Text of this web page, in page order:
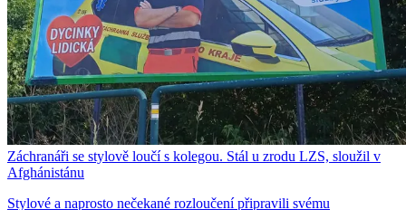
Záchranáři se stylově loučí s kolegou. Stál u zrodu LZS, sloužil v
Afghánistánu
Stylové a naprosto nečekané rozloučení připravili svému